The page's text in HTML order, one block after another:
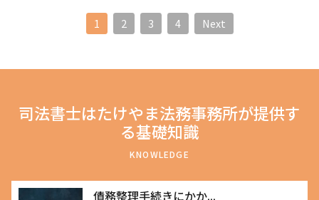
1 2 3 4 Next
司法書士はたけやま法務事務所が提供す
る基礎知識
KNOWLEDGE
債務整理手続きにかか...